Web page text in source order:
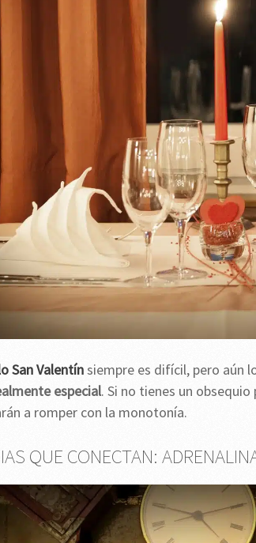
San Valentínsiempre es difícil, pero aún
especial. Si no tienes un
a romper con la monotonía.
QUE CONECTAN: